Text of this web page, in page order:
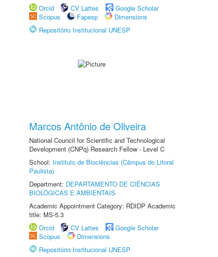
Orcid
CV Lattes
Google Scholar
Scopus
Fapesp
Dimensions
Repositório Institucional UNESP
Marcos Antônio de Oliveira
National Council for Scientific and Technological
Development (CNPq) Research Fellow - Level C
School: Instituto de Biociências (Câmpus do Litoral
Paulista)
Department: DEPARTAMENTO DE CIÊNCIAS
BIOLÓGICAS E AMBIENTAIS
Academic Appointment Category: RDIDP Academic
title: MS-5.3
Orcid
CV Lattes
Google Scholar
Scopus
Dimensions
Repositório Institucional UNESP